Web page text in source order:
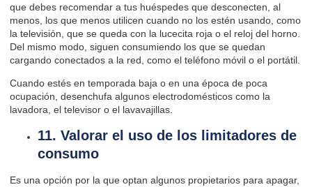
que debes recomendar a tus huéspedes que desconecten, al
menos, los que menos utilicen cuando no los estén usando, como
la televisión, que se queda con la lucecita roja o el reloj del horno.
Del mismo modo, siguen consumiendo los que se quedan
cargando conectados a la red, como el teléfono móvil o el portátil.
Cuando estés en temporada baja o en una época de poca
ocupación, desenchufa algunos electrodomésticos como la
lavadora, el televisor o el lavavajillas.
11. Valorar el uso de los limitadores de
consumo
Es una opción por la que optan algunos propietarios para apagar,